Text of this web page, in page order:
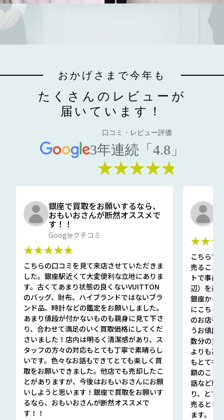
おかげさまで今年も
たくさんのレビューが
届いています！
口コミ・レビュー評価
3年連続「4.8」
★★★★★
銀座で買取をお願いするなら、
おもいおさんが断然オススメで
す！！
Googleクチコミ
★★★★★
こちらの口コミを見て来店させていただきま
した。銀座駅近くて大変便利な立地にありま
す。古くてあまり状態の良くないVUITTON
のバッグ、財布、ハイブランドではないブラ
ンド品、時計などの鑑定をお願いしました。
あまり値段が付かないものも親身に見て下さ
り、合わせて満足のいく買取価格にしてくだ
さいました！店内は明るく清潔感があり、ス
タッフの方々の対応もとても丁寧で素晴らし
いです。色々なお話もできてとても楽しく買
取をお願いできました。他店でも売却したこ
とがありますが、今後はおもいおさんにお願
いしようと思います！銀座で買取をお願いす
るなら、おもいおさんが断然オススメで
す！！
こちらで
売ること
トで事前
辺）を選
銀座から
にこちら
のお店も
うお値段
数分の査
よりも高
もとても
額のこと
話など細
り、とて
売るとき
ます。